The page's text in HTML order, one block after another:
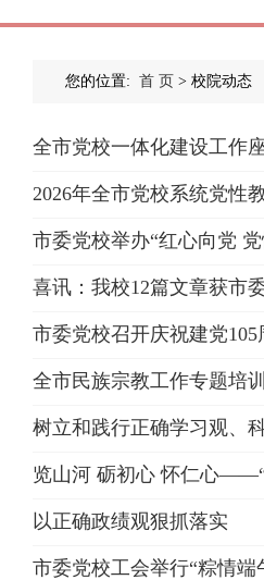
您的位置: 首 页 > 校院动态
全市党校一体化建设工作
2026年全市党校系统党性
市委党校举办“红心向党
喜讯：我校12篇文章获市
市委党校召开庆祝建党
全市民族宗教工作专题培
树立和践行正确学习观、
览山河 砺初心 怀仁心——“
以正确政绩观狠抓落实
市委党校工会举行“粽情端